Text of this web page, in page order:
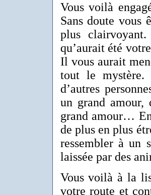
Vous voilà
Sans doute vous
plus
qu’aurait été
Il vous aurait
tout le mystère.
d’autres
un grand amour,
grand amour…
de plus en plus
ressembler à un
laissée par des
Vous voilà à la
votre route et